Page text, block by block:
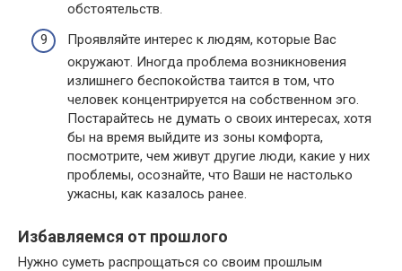
обстоятельств.
Проявляйте интерес к людям, которые Вас
окружают. Иногда проблема возникновения
излишнего беспокойства таится в том, что
человек концентрируется на собственном эго.
Постарайтесь не думать о своих интересах, хотя
бы на время выйдите из зоны комфорта,
посмотрите, чем живут другие люди, какие у них
проблемы, осознайте, что Ваши не настолько
ужасны, как казалось ранее.
Избавляемся от прошлого
Нужно суметь распрощаться со своим прошлым